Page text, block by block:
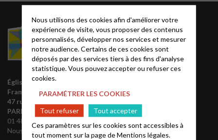
Église protestante unie de
France
47 rue de Clichy 75009
PARIS
01 48 74 90 92
Nous contacter
Acteurs EPUdF
Le site National
Liste des régions
Annuaire EPUdF
Déclarer sa foi
Partenaires
Outils de communication
Tutoriels
Nous utilisons des cookies afin d'améliorer votre
expérience de visite, vous proposer des contenus
personnalisés, développer nos services et mesurer
notre audience. Certains de ces cookies sont
déposés par des services tiers à des fins d'analyse
statistique. Vous pouvez accepter ou refuser ces
cookies.
PARAMÉTRER LES COOKIES
Tout refuser
Tout accepter
Ces paramètres sur les cookies sont accessibles à
tout moment sur la page deMentions légales.